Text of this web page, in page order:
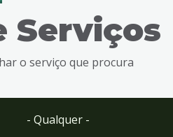
Serviços
o serviço que procura
- Qualquer -